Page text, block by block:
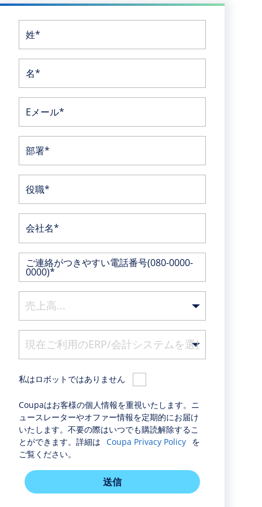
Coupaはお客様の個人情報を重視いたします。ニ
ュースレーターやオファー情報を定期的にお届け
いたします。不要の際はいつでも購読解除するこ
とができます。詳細は Coupa Privacy Policy を
ご覧ください。
私はロボットではありません
姓*
名*
Eメール*
部署*
役職*
会社名*
ご連絡がつきやすい電話番号(080-0000-
0000)*
送信